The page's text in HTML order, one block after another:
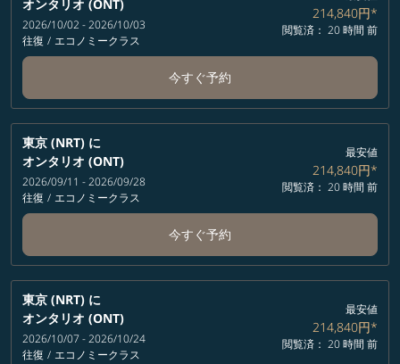
オンタリオ (ONT)
2026/10/02 - 2026/10/03
往復 / エコノミークラス
214,840円*
閲覧済： 20 時間 前
今すぐ予約
東京 (NRT) に
オンタリオ (ONT)
2026/09/11 - 2026/09/28
往復 / エコノミークラス
最安値
214,840円*
閲覧済： 20 時間 前
今すぐ予約
東京 (NRT) に
オンタリオ (ONT)
2026/10/07 - 2026/10/24
往復 / エコノミークラス
最安値
214,840円*
閲覧済： 20 時間 前